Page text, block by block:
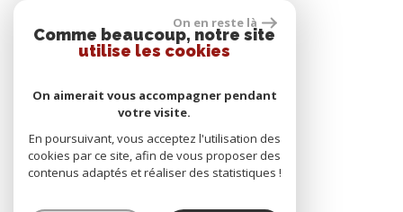
On en reste là
Comme beaucoup, notre site
utilise les cookies
On aimerait vous accompagner pendant
votre visite.
En poursuivant, vous acceptez l'utilisation des
cookies par ce site, afin de vous proposer des
contenus adaptés et réaliser des statistiques !